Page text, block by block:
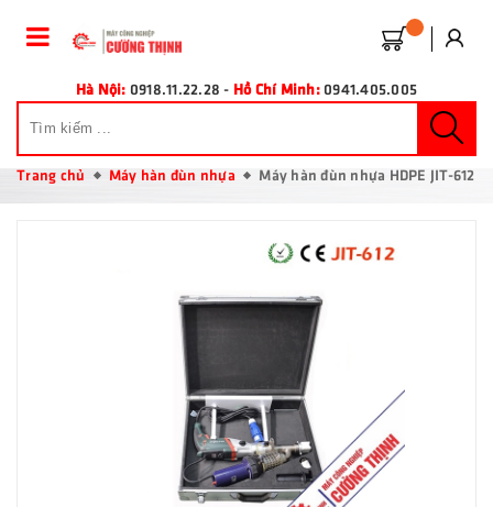
Hà Nội: 0918.11.22.28 - Hồ Chí Minh: 0941.405.005
Trang chủ Máy hàn đùn nhựa Máy hàn đùn nhựa HDPE JIT-612